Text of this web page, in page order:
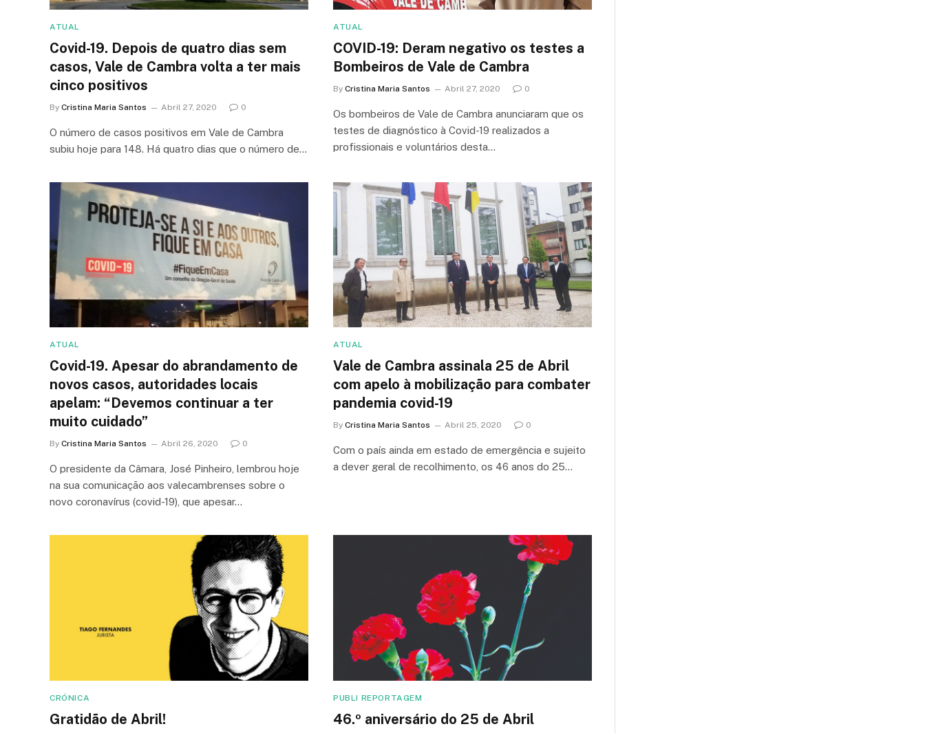
ATUAL
Covid-19. Depois de quatro dias sem
casos, Vale de Cambra volta a ter mais
cinco positivos
By Cristina Maria Santos Abril 27, 2020 0
O número de casos positivos em Vale de Cambra
subiu hoje para 148. Há quatro dias que o número de…
ATUAL
COVID-19: Deram negativo os testes a
Bombeiros de Vale de Cambra
By Cristina Maria Santos Abril 27, 2020 0
Os bombeiros de Vale de Cambra anunciaram que os
testes de diagnóstico à Covid-19 realizados a
profissionais e voluntários desta…
ATUAL
Covid-19. Apesar do abrandamento de
novos casos, autoridades locais
apelam: “Devemos continuar a ter
muito cuidado”
By Cristina Maria Santos Abril 26, 2020 0
O presidente da Câmara, José Pinheiro, lembrou hoje
na sua comunicação aos valecambrenses sobre o
novo coronavírus (covid-19), que apesar…
ATUAL
Vale de Cambra assinala 25 de Abril
com apelo à mobilização para combater
pandemia covid-19
By Cristina Maria Santos Abril 25, 2020 0
Com o país ainda em estado de emergência e sujeito
a dever geral de recolhimento, os 46 anos do 25…
CRÓNICA
Gratidão de Abril!
PUBLI REPORTAGEM
46.º aniversário do 25 de Abril